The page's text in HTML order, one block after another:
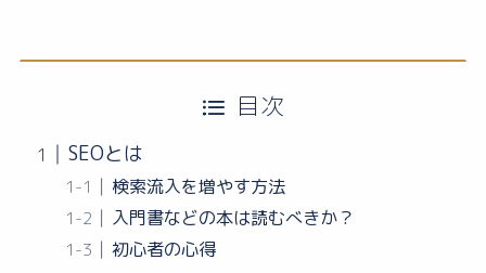
目次
SEOとは
検索流入を増やす方法
入門書などの本は読むべきか？
初心者の心得